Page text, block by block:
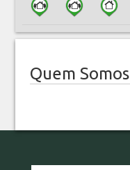
Quem Somos